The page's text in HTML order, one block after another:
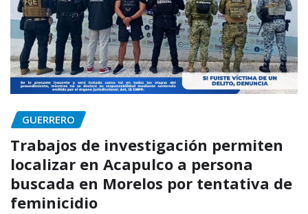
GUERRERO
Trabajos de investigación permiten
localizar en Acapulco a persona
buscada en Morelos por tentativa de
feminicidio